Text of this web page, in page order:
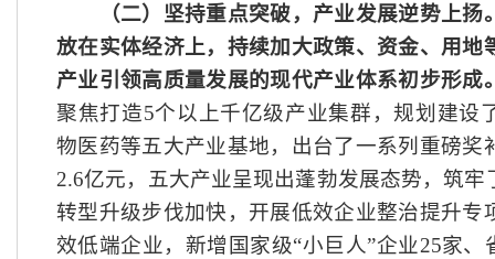
（二）坚持重点突破，产业发展逆势上
放在实体经济上，持续加大政策、资金、用地
产业引领高质量发展的现代产业体系初步形成
聚焦打造5个以上千亿级产业集群，规划建设
物医药等五大产业基地，出台了一系列重磅奖
2.6亿元，五大产业呈现出蓬勃发展态势，筑牢
转型升级步伐加快，开展低效企业整治提升专
效低端企业，新增国家级“小巨人”企业25家、